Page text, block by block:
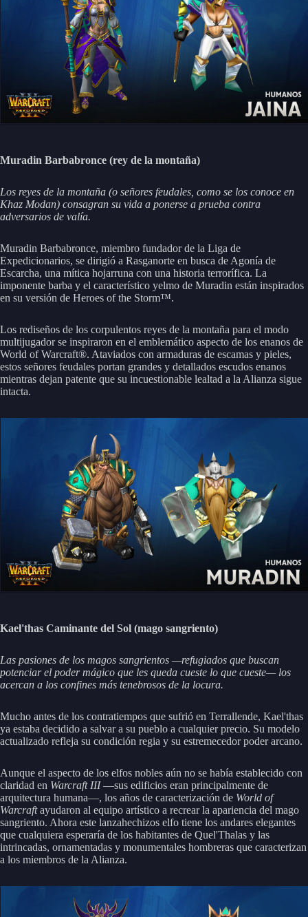
Muradin Barbabronce (rey de la montaña)
Los reyes de la montaña (o señores feudales, como se los conoce en
Khaz Modan) consagran su vida a ponerse a prueba contra
adversarios de valía.
Muradin Barbabronce, miembro fundador de la Liga de
Expedicionarios, se dirigió a Rasganorte en busca de Agonía de
Escarcha, una mítica hojarruna con una historia terrorífica. La
imponente barba y el característico yelmo de Muradin están inspirados
en su versión de Heroes of the Storm™.
Los rediseños de los corpulentos reyes de la montaña para el modo
multijugador se inspiraron en el emblemático aspecto de los enanos de
World of Warcraft®. Ataviados con armaduras de escamas y pieles,
estos señores feudales portan grandes y detallados escudos enanos
mientras dejan patente que su incuestionable lealtad a la Alianza sigue
intacta.
Kael'thas Caminante del Sol (mago sangriento)
Las pasiones de los magos sangrientos —refugiados que buscan
potenciar el poder mágico que les queda cueste lo que cueste— los
acercan a los confines más tenebrosos de la locura.
Mucho antes de los contratiempos que sufrió en Terrallende, Kael'thas
ya estaba decidido a salvar a su pueblo a cualquier precio. Su modelo
actualizado refleja su condición regia y su estremecedor poder arcano.
Aunque el aspecto de los elfos nobles aún no se había establecido con
claridad en Warcraft III—sus edificios eran principalmente de
arquitectura humana—, los años de caracterización de World of
Warcraftayudaron al equipo artístico a recrear la apariencia del mago
sangriento. Ahora este lanzahechizos elfo tiene los andares elegantes
que cualquiera esperaría de los habitantes de Quel'Thalas y las
intrincadas, ornamentadas y monumentales hombreras que caracterizan
a los miembros de la Alianza.